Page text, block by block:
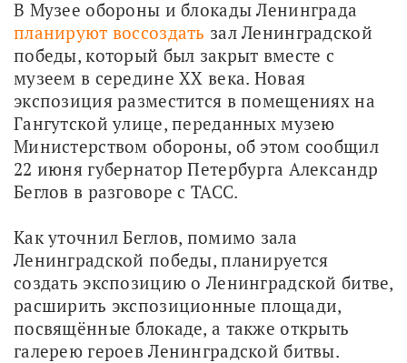
планируют воссоздать зал Ленинградской
победы, который был закрыт вместе с
музеем в середине XX века. Новая
экспозиция разместится в помещениях на
Гангутской улице, переданных музею
Министерством обороны, об этом сообщил
22 июня губернатор Петербурга Александр
Беглов в разговоре с ТАСС.
Как уточнил Беглов, помимо зала
Ленинградской победы, планируется
создать экспозицию о Ленинградской битве,
расширить экспозиционные площади,
посвящённые блокаде, а также открыть
галерею героев Ленинградской битвы.